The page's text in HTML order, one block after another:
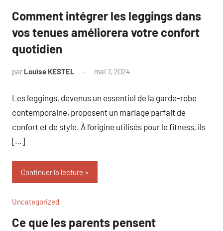
Comment intégrer les leggings dans
vos tenues améliorera votre confort
quotidien
par Louise KESTEL mai 7, 2024
Les leggings, devenus un essentiel de la garde-robe
contemporaine, proposent un mariage parfait de
confort et de style. À l’origine utilisés pour le fitness, ils
[…]
Continuer la lecture
Uncategorized
Ce que les parents pensent